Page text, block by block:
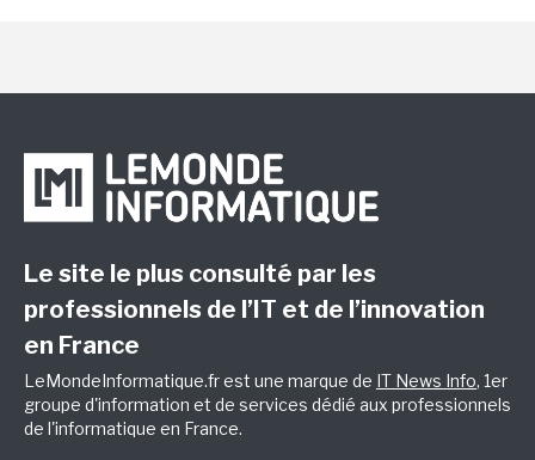
Le site le plus consulté par les
professionnels de l’IT et de l’innovation
en France
LeMondeInformatique.fr est une marque de IT News Info, 1er
groupe d'information et de services dédié aux professionnels
de l'informatique en France.